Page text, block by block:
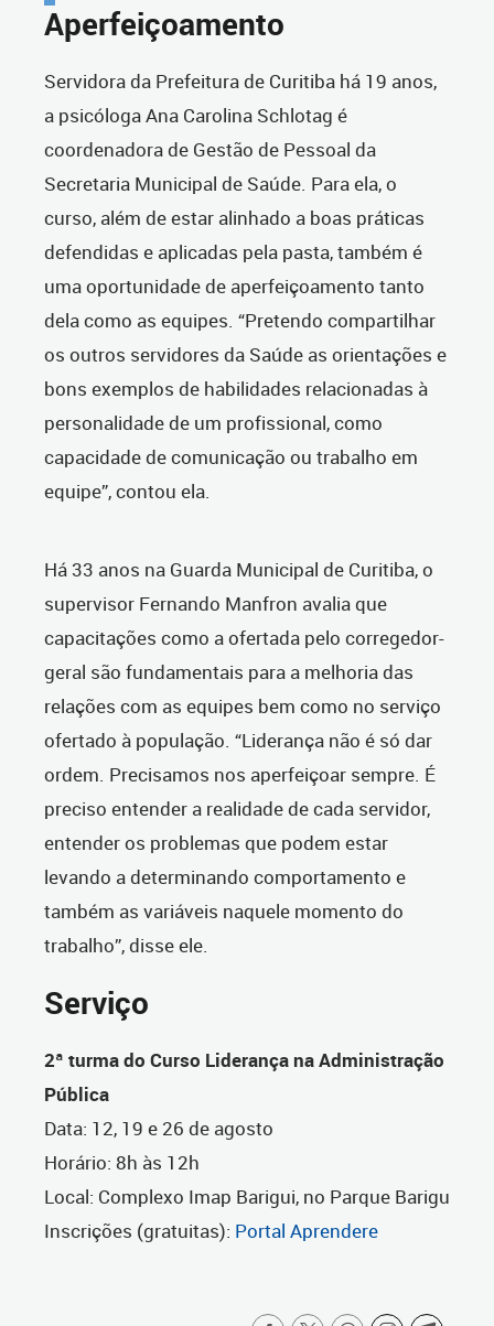
Aperfeiçoamento
Servidora da Prefeitura de Curitiba há 19 anos,
a psicóloga Ana Carolina Schlotag é
coordenadora de Gestão de Pessoal da
Secretaria Municipal de Saúde. Para ela, o
curso, além de estar alinhado a boas práticas
defendidas e aplicadas pela pasta, também é
uma oportunidade de aperfeiçoamento tanto
dela como as equipes. “Pretendo compartilhar
os outros servidores da Saúde as orientações e
bons exemplos de habilidades relacionadas à
personalidade de um profissional, como
capacidade de comunicação ou trabalho em
equipe”, contou ela.
Há 33 anos na Guarda Municipal de Curitiba, o
supervisor Fernando Manfron avalia que
capacitações como a ofertada pelo corregedor-
geral são fundamentais para a melhoria das
relações com as equipes bem como no serviço
ofertado à população. “Liderança não é só dar
ordem. Precisamos nos aperfeiçoar sempre. É
preciso entender a realidade de cada servidor,
entender os problemas que podem estar
levando a determinando comportamento e
também as variáveis naquele momento do
trabalho”, disse ele.
Serviço
2ª turma do Curso Liderança na Administração
Pública
Data: 12, 19 e 26 de agosto
Horário: 8h às 12h
Local: Complexo Imap Barigui, no Parque Barigu
Inscrições (gratuitas): Portal Aprendere